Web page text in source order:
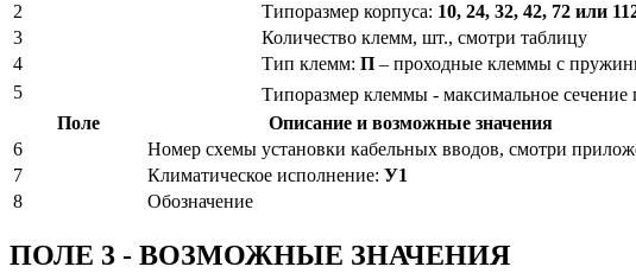
2
Типоразмер корпуса: 10, 24, 32, 42, 72 или
3
Количество клемм, шт., смотри таблицу
4
Тип клемм: П – проходные клеммы с
5
Типоразмер клеммы - максимальное
Поле
Описание и возможные значения
6
Номер схемы установки кабельных вводов, смотри
7
Климатическое исполнение: У1
8
Обозначение
ПОЛЕ 3 - ВОЗМОЖНЫЕ ЗНАЧЕНИЯ